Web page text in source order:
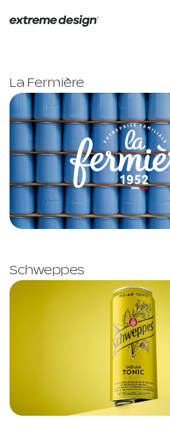
La Fermière
Schweppes